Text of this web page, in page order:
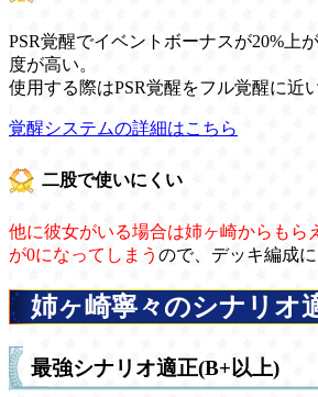
PSR覚醒でイベントボーナスが20%上
度が高い。
使用する際はPSR覚醒をフル覚醒に近
覚醒システムの詳細はこちら
二股で使いにくい
他に彼女がいる場合は姉ヶ崎からもら
が0になってしまう ので、デッキ編成に
姉ヶ崎寧々のシナリオ
最強シナリオ適正(B+以上)